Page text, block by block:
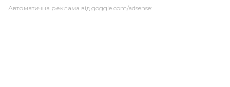
Автоматична реклама від goggle.com/adsense: